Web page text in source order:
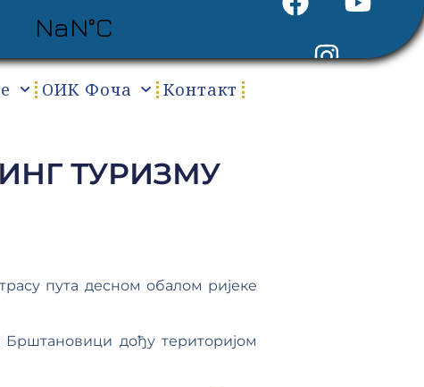
ОИК Фоча
Контакт
ТУРИЗМУ
пута десном обалом ријеке
дођу територијом